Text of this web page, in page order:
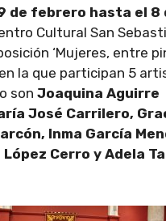
de febrero hasta el 8
Cultural San
‘Mujeres, entre
la que participan 5
son Joaquina Aguirre
José Carrilero,
Inma García
Cerro y Adela